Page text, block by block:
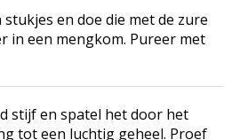
en doe die met de zure
in een mengkom. Pureer met
stijf en spatel het door het
tot een luchtig geheel. Proef